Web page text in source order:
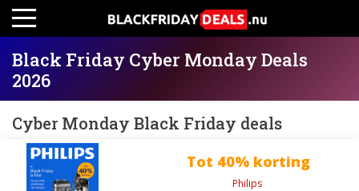
Black Friday Cyber Monday Deals
2026
Cyber Monday Black Friday deals
Tot 40% korting
Philips